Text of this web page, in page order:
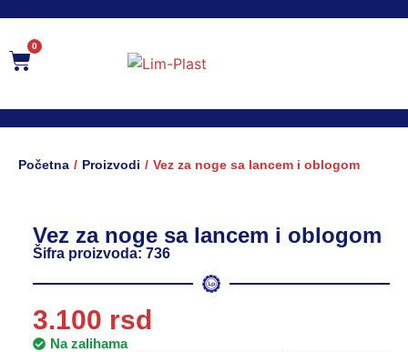
0
Početna / Proizvodi / Vez za noge sa lancem i oblogom
Vez za noge sa lancem i oblogom
Šifra proizvoda: 736
3.100 rsd
Na zalihama